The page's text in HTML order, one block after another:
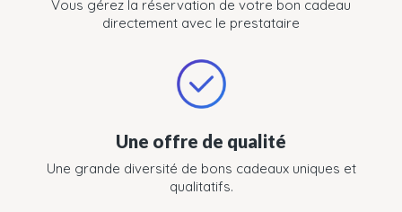
Vous gérez la réservation de votre bon cadeau
directement avec le prestataire
Une offre de qualité
Une grande diversité de bons cadeaux uniques et
qualitatifs.